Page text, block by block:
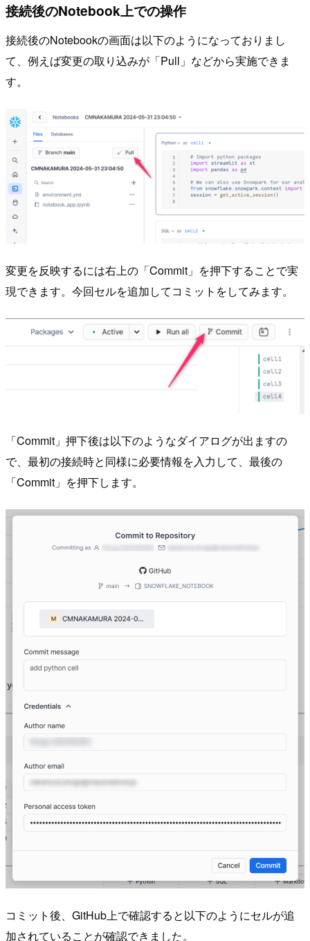
接続後のNotebook上での操作
接続後のNotebookの画面は以下のようになっておりまし
て、例えば変更の取り込みが「Pull」などから実施できま
す。
変更を反映するには右上の「Commit」を押下することで実
現できます。今回セルを追加してコミットをしてみます。
「Commit」押下後は以下のようなダイアログが出ますの
で、最初の接続時と同様に必要情報を入力して、最後の
「Commit」を押下します。
コミット後、GitHub上で確認すると以下のようにセルが追
加されていることが確認できました。